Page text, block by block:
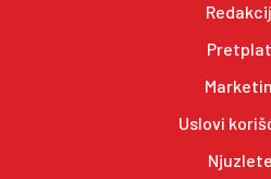
Uslovi